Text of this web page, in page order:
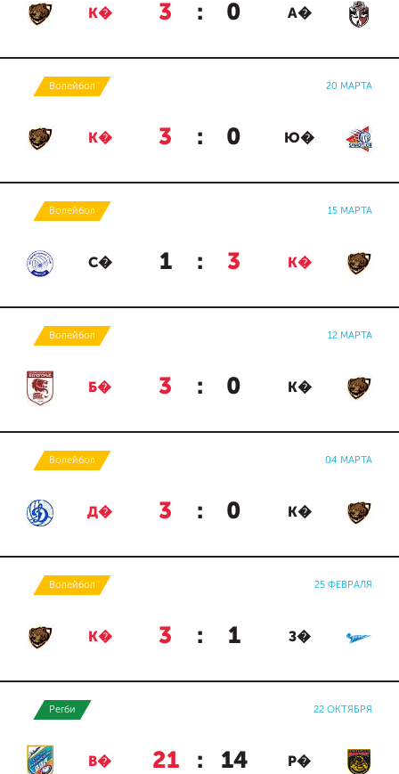
К� 3 : 0 А�
Волейбол 20 МАРТА
К� 3 : 0 Ю�
Волейбол 15 МАРТА
С� 1 : 3 К�
Волейбол 12 МАРТА
Б� 3 : 0 К�
Волейбол 04 МАРТА
Д� 3 : 0 К�
Волейбол 25 ФЕВРАЛЯ
К� 3 : 1 З�
Регби 22 ОКТЯБРЯ
В� 21 : 14 Р�